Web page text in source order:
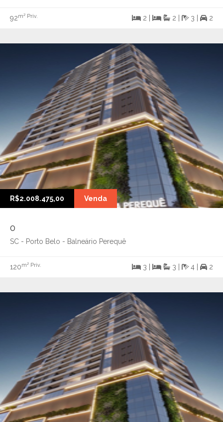
92m² Priv. 2 | 2 | 3 | 2
R$2.008.475,00 Venda
0
SC - Porto Belo - Balneário Perequê
120m² Priv. 3 | 3 | 4 | 2